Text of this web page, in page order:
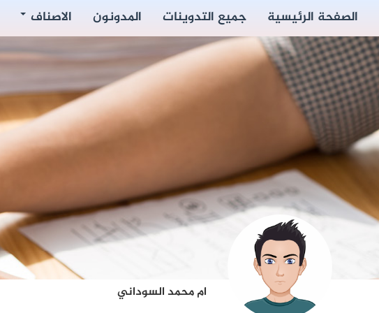
الصفحة الرئيسية جميع التدوينات المدونون الاصناف
ام محمد السوداني